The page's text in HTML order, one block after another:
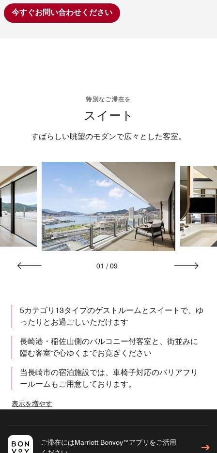
今すぐお問い合わせください
特別なご滞在を
スイート
すばらしい眺望のモダンで広々とした客室。
01 / 09
5カテゴリ13タイプのゲストルームとスイートで、ゆ
ったりとお過ごしいただけます
長崎港・稲佐山側のバルコニー付客室と、街並みに
臨む客室で心ゆくまでお寛ぎください
当長崎市の宿泊施設では、車椅子対応のバリアフリ
ールームもご用意しております。
表示を増やす
ご滞在にはMarriott Bonvoy™アプリをご活用